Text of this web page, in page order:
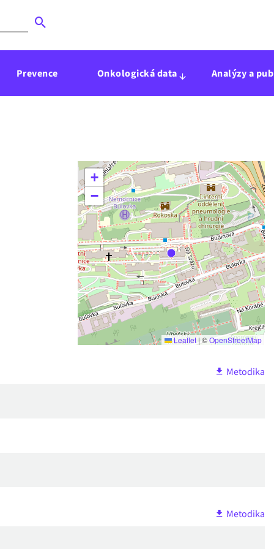
Prevence Onkologická data Analýzy a
+
−
Leaflet |©OpenStreetMap
Metodika
Metodika